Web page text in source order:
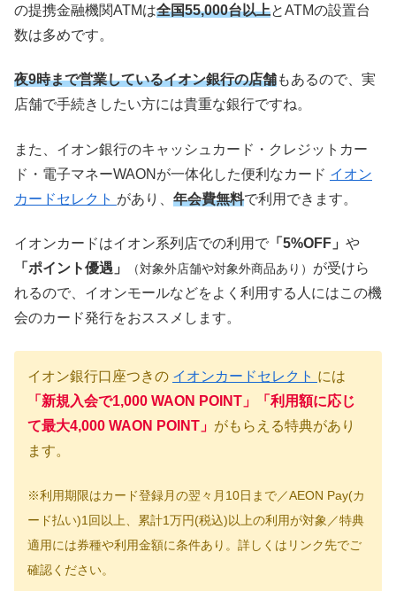
の提携金融機関ATMは全国55,000台以上とATMの設置台
数は多めです。
夜9時まで営業しているイオン銀行の店舗もあるので、実
店舗で手続きしたい方には貴重な銀行ですね。
また、イオン銀行のキャッシュカード・クレジットカー
ド・電子マネーWAONが一体化した便利なカード イオン
カードセレクト があり、 年会費無料で利用できます。
イオンカードはイオン系列店での利用で 「5%OFF」 や
「ポイント優遇」
（対象外店舗や対象外商品あり） が受けら
れるので、イオンモールなどをよく利用する人にはこの機
会のカード発行をおススメします。
イオン銀行口座つきの イオンカードセレクト には
「新規入会で1,000 WAON POINT」「利用額に応じ
て最大4,000 WAON POINT」 がもらえる特典があり
ます。
※利用期限はカード登録月の翌々月10日まで／AEON Pay(カ
ード払い)1回以上、累計1万円(税込)以上の利用が対象／特典
適用には券種や利用金額に条件あり。詳しくはリンク先でご
確認ください。